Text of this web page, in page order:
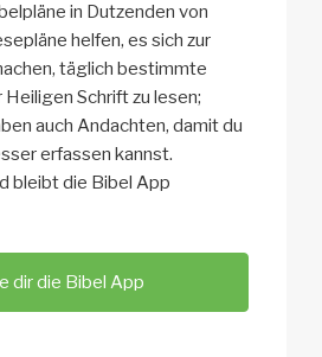
in Dutzenden von
helfen, es sich zur
täglich bestimmte
Schrift zu lesen;
auch Andachten, damit du
erfassen kannst.
bleibt die Bibel App
dir die Bibel App